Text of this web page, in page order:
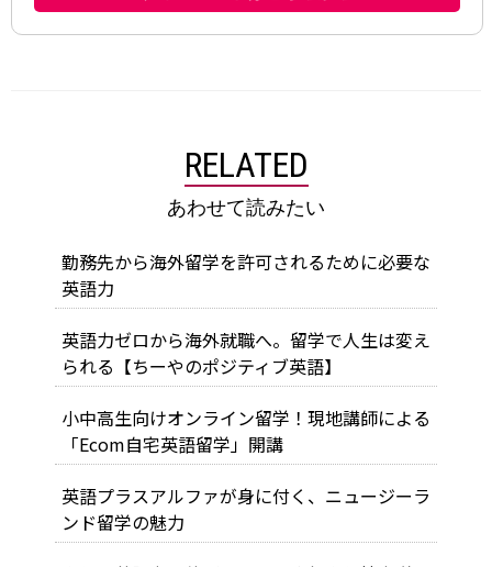
RELATED
あわせて読みたい
勤務先から海外留学を許可されるために必要な
英語力
英語力ゼロから海外就職へ。留学で人生は変え
られる【ちーやのポジティブ英語】
小中高生向けオンライン留学！現地講師による
「Ecom自宅英語留学」開講
英語プラスアルファが身に付く、ニュージーラ
ンド留学の魅力